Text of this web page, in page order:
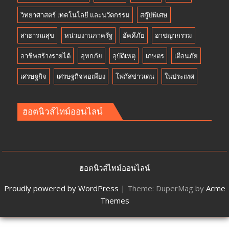
วิทยาศาสตร์ เทคโนโลยี และนวัตกรรม สกู๊ปพิเศษ
สาธารณสุข หน่วยงานภาครัฐ อัคคีภัย อาชญากรรม
อาชีพสร้างรายได้ อุทกภัย อุบัติเหตุ เกษตร เตือนภัย
เศรษฐกิจ เศรษฐกิจพอเพียง โฟกัสข่าวเด่น ในประเทศ
ฮอตนิวส์ไทม์ออนไลน์
ฮอตนิวส์ไทม์ออนไลน์
Proudly powered by WordPress | Theme: DuperMag by Acme
Themes